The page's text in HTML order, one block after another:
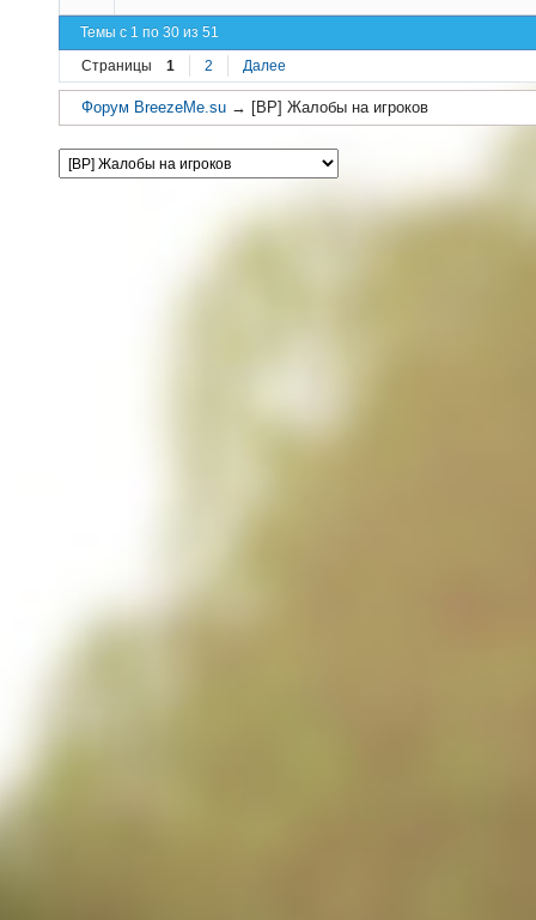
Темы с 1 по 30 из 51
Страницы
1 2 Далее
Форум BreezeMe.su → [BP] Жалобы на игроков